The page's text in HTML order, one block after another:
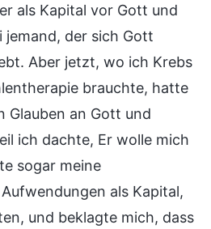
als Kapital vor Gott und
jemand, der sich Gott
Aber jetzt, wo ich Krebs
brauchte, hatte
Glauben an Gott und
ich dachte, Er wolle mich
sogar meine
als Kapital,
und beklagte mich, dass